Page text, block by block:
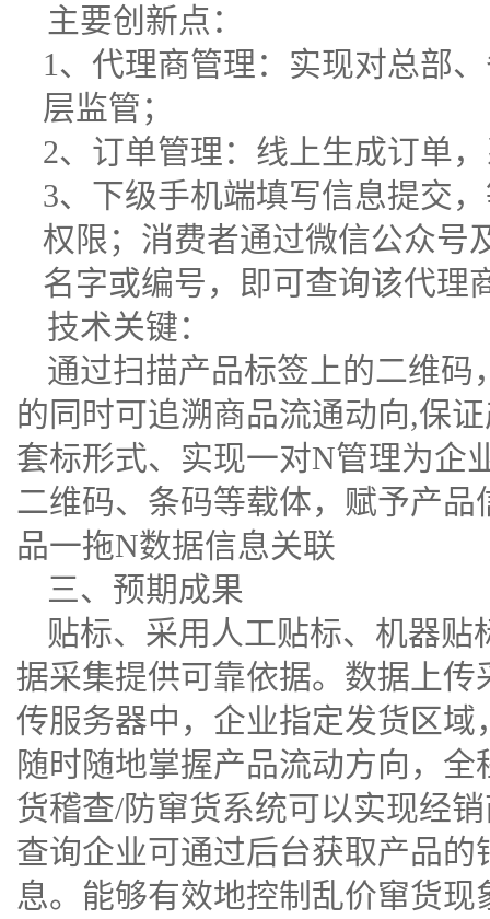
主要创新点：
1、代理商管理：实现对总部
层监管；
2、订单管理：线上生成订单
3、下级手机端填写信息提交
权限；消费者通过微信公众号
名字或编号，即可查询该代理
技术关键：
通过扫描产品标签上的二维
的同时可追溯商品流通动向,保
套标形式、实现一对N管理为企
二维码、条码等载体，赋予产
品一拖N数据信息关联
三、预期成果
贴标、采用人工贴标、机器
据采集提供可靠依据。数据上
传服务器中，企业指定发货区
随时随地掌握产品流动方向，
货稽查/防窜货系统可以实现经
查询企业可通过后台获取产品
息。能够有效地控制乱价窜货